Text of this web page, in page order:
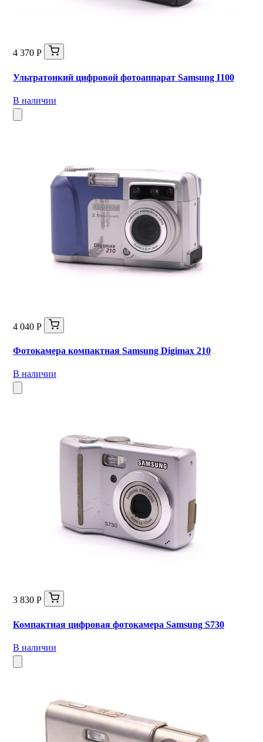
4 370 Р
Ультратонкий цифровой фотоаппарат Samsung I100
В наличии
4 040 Р
Фотокамера компактная Samsung Digimax 210
В наличии
3 830 Р
Компактная цифровая фотокамера Samsung S730
В наличии